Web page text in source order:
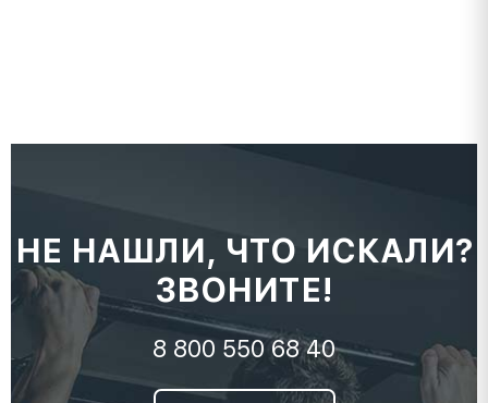
НЕ НАШЛИ, ЧТО ИСКАЛИ?
ЗВОНИТЕ!
8 800 550 68 40